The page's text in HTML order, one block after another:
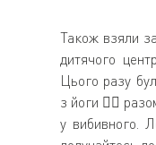
Також взяли
дитячого
Цього разу
з йоги 🧘‍♂️
у вибивного.